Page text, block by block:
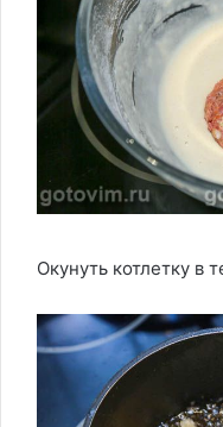
Окунуть котлетку в